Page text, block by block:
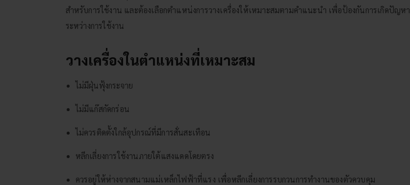
สำหรับการใช้งาน และต้องเลือกตำแหน่งการวางเครื่องให้เหมาะสมตามคำแนะนำ เพื่อป้องกันการเกิดปัญหา
ระหว่างการใช้งาน
วางเครื่องในตำแหน่งที่เหมาะสม
ไม่มีฝุ่นฟุ้งกระจาย
ไม่มีแก๊สกัดกร่อน
ไม่ควรติดตั้งใกล้อุปกรณ์ที่มีการสั่นสะเทือน
หลีกเลี่ยงการใช้งานภายใต้แสงแดดโดยตรง
ควรอยู่ให้ห่างจากสนามแม่เหล็กไฟฟ้าที่แรง เพื่อหลีกเลี่ยงการรบกวนการทำงานของตัวควบคุม